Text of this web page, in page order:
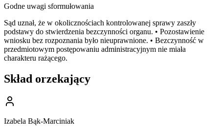
Godne uwagi sformułowania
Sąd uznał, że w okolicznościach kontrolowanej sprawy zaszły
podstawy do stwierdzenia bezczynności organu. • Pozostawienie
wniosku bez rozpoznania było nieuprawnione. • Bezczynność w
przedmiotowym postępowaniu administracyjnym nie miała
charakteru rażącego.
Skład orzekający
Izabela Bąk-Marciniak